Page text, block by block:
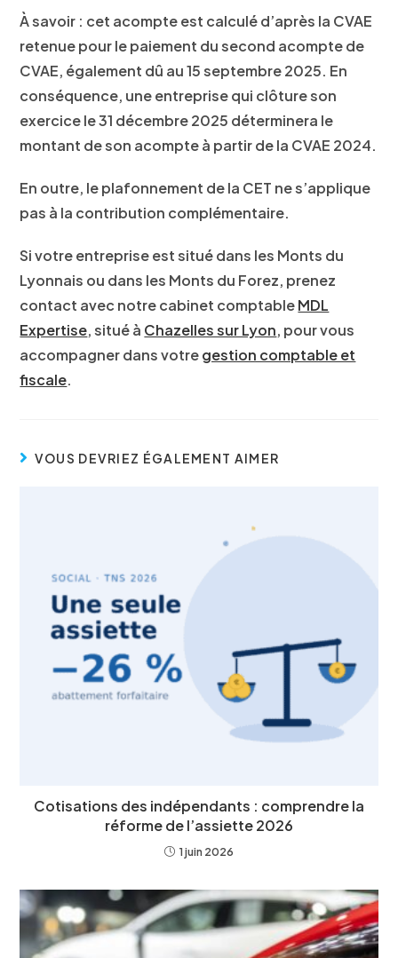
À savoir : cet acompte est calculé d’après la CVAE
retenue pour le paiement du second acompte de
CVAE, également dû au 15 septembre 2025. En
conséquence, une entreprise qui clôture son
exercice le 31 décembre 2025 déterminera le
montant de son acompte à partir de la CVAE 2024.
En outre, le plafonnement de la CET ne s’applique
pas à la contribution complémentaire.
Si votre entreprise est situé dans les Monts du
Lyonnais ou dans les Monts du Forez, prenez
contact avec notre cabinet comptableMDL
Expertise, situé à Chazelles sur Lyon, pour vous
accompagner dans votregestion comptable et
fiscale.
VOUS DEVRIEZ ÉGALEMENT AIMER
Cotisations des indépendants : comprendre la
réforme de l’assiette 2026
1 juin 2026